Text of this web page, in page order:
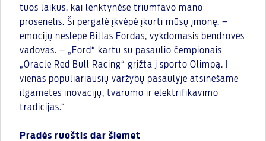
tuos laikus, kai lenktynėse triumfavo mano
prosenelis. Ši pergalė įkvėpė įkurti mūsų įmonę, –
emocijų neslėpė Billas Fordas, vykdomasis bendrovės
vadovas. – „Ford“ kartu su pasaulio čempionais
„Oracle Red Bull Racing“ grįžta į sporto Olimpą. Į
vienas populiariausių varžybų pasaulyje atsinešame
ilgametes inovacijų, tvarumo ir elektrifikavimo
tradicijas.“
Pradės ruoštis dar šiemet